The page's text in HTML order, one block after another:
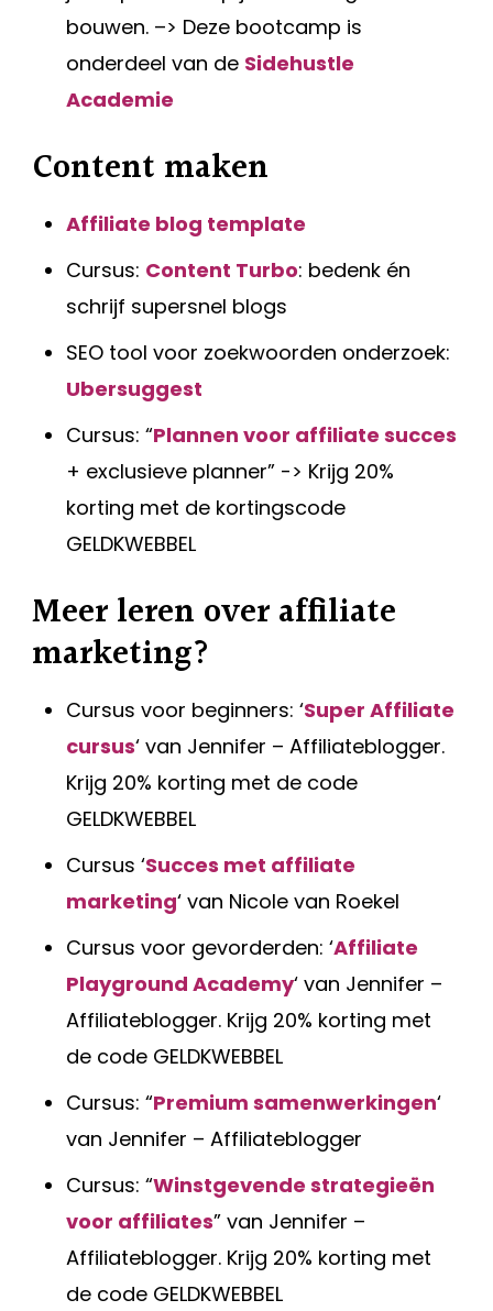
bouwen. –> Deze bootcamp is
onderdeel van de Sidehustle
Academie
Content maken
Affiliate blog template
Cursus: Content Turbo: bedenk én
schrijf supersnel blogs
SEO tool voor zoekwoorden onderzoek:
Ubersuggest
Cursus: “Plannen voor affiliate succes
+ exclusieve planner” -> Krijg 20%
korting met de kortingscode
GELDKWEBBEL
Meer leren over affiliate
marketing?
Cursus voor beginners: ‘Super Affiliate
cursus‘ van Jennifer – Affiliateblogger.
Krijg 20% korting met de code
GELDKWEBBEL
Cursus ‘Succes met affiliate
marketing‘ van Nicole van Roekel
Cursus voor gevorderden: ‘Affiliate
Playground Academy‘ van Jennifer –
Affiliateblogger. Krijg 20% korting met
de code GELDKWEBBEL
Cursus: “Premium samenwerkingen‘
van Jennifer – Affiliateblogger
Cursus: “Winstgevende strategieën
voor affiliates” van Jennifer –
Affiliateblogger. Krijg 20% korting met
de code GELDKWEBBEL